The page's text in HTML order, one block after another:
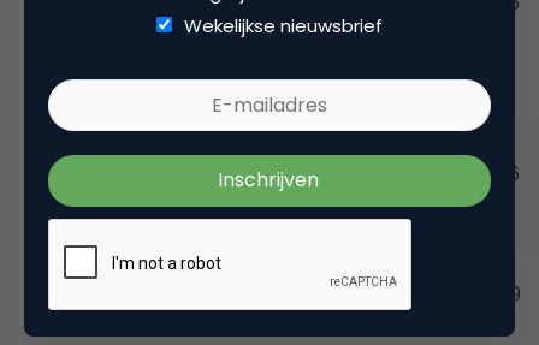
ook moeten
brekend.nl
12
De beste
moeder-zoon
dans ooit!
brekend.nl 93.496
13
Gerard Joling is
boos op politiek
telegraaf.nl 85.609
Wekelijkse nieuwsbrief